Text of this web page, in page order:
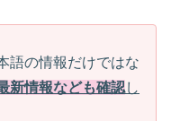
語の情報だけではな
新情報なども確認し